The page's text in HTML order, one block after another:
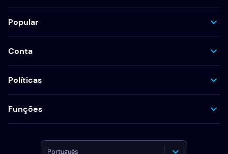
Popular
Conta
Políticas
Funções
Português